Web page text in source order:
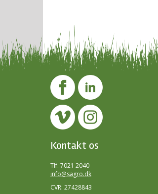
Kontakt os
Tlf. 7021 2040
info@sagro.dk
CVR: 27428843